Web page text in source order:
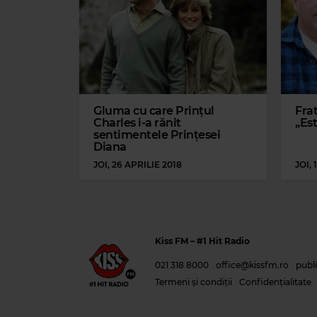
Gluma cu care Prințul
Charles i-a rănit
sentimentele Prințesei
Diana
JOI, 26 APRILIE 2018 JOI,
Kiss FM – #1 Hit Radio
021 318 8000 office@kissfm.ro
Termeni și condiții
Confidențialitate